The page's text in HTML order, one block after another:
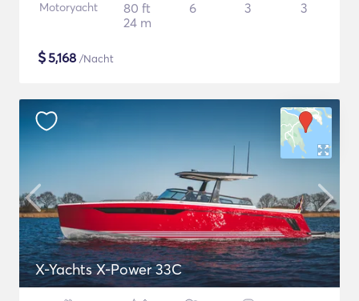
Motoryacht
80 ft
24 m
6 3 3
$5,168 /Nacht
X-Yachts X-Power 33C